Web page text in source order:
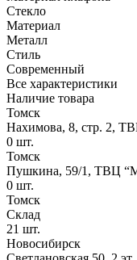
Стекло
Материал
Металл
Стиль
Современный
Все характеристики
Наличие товара
Томск
Нахимова, 8, стр. 2​,
0 шт.
Томск
Пушкина, 59/1, ТВЦ
0 шт.
Томск
Склад
21 шт.
Новосибирск